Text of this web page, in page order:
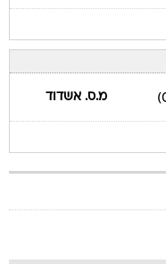
מ.ס. אשדוד